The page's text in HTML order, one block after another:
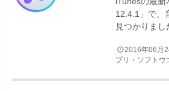
12.4.1」で、
見つかりまし
2016年06月
プリ・ソフトウ